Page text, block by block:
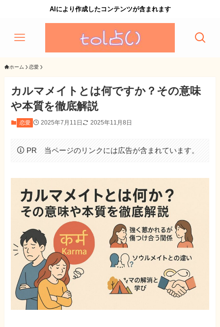
AIにより作成したコンテンツが含まれます
ホーム 恋愛
カルマメイトとは何ですか？その意味
や本質を徹底解説
恋愛 2025年7月11日 2025年11月8日
PR 当ページのリンクには広告が含まれています。